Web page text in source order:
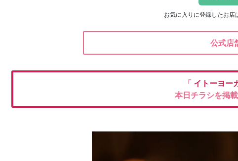
お気に入りに登録したお店
公式店
「 イトーヨー
本日チラシを掲